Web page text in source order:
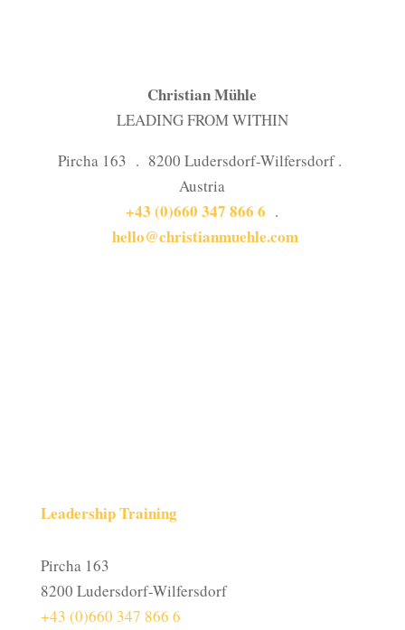
Christian Mühle
LEADING FROM WITHIN
Pircha 163 . 8200 Ludersdorf-Wilfersdorf .
Austria
+43 (0)660 347 866 6 .
hello@christianmuehle.com
Leadership Training
Pircha 163
8200 Ludersdorf-Wilfersdorf
+43 (0)660 347 866 6